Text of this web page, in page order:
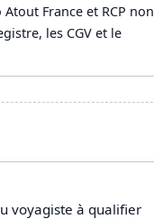
France et RCP non
les CGV et le
voyagiste à qualifier